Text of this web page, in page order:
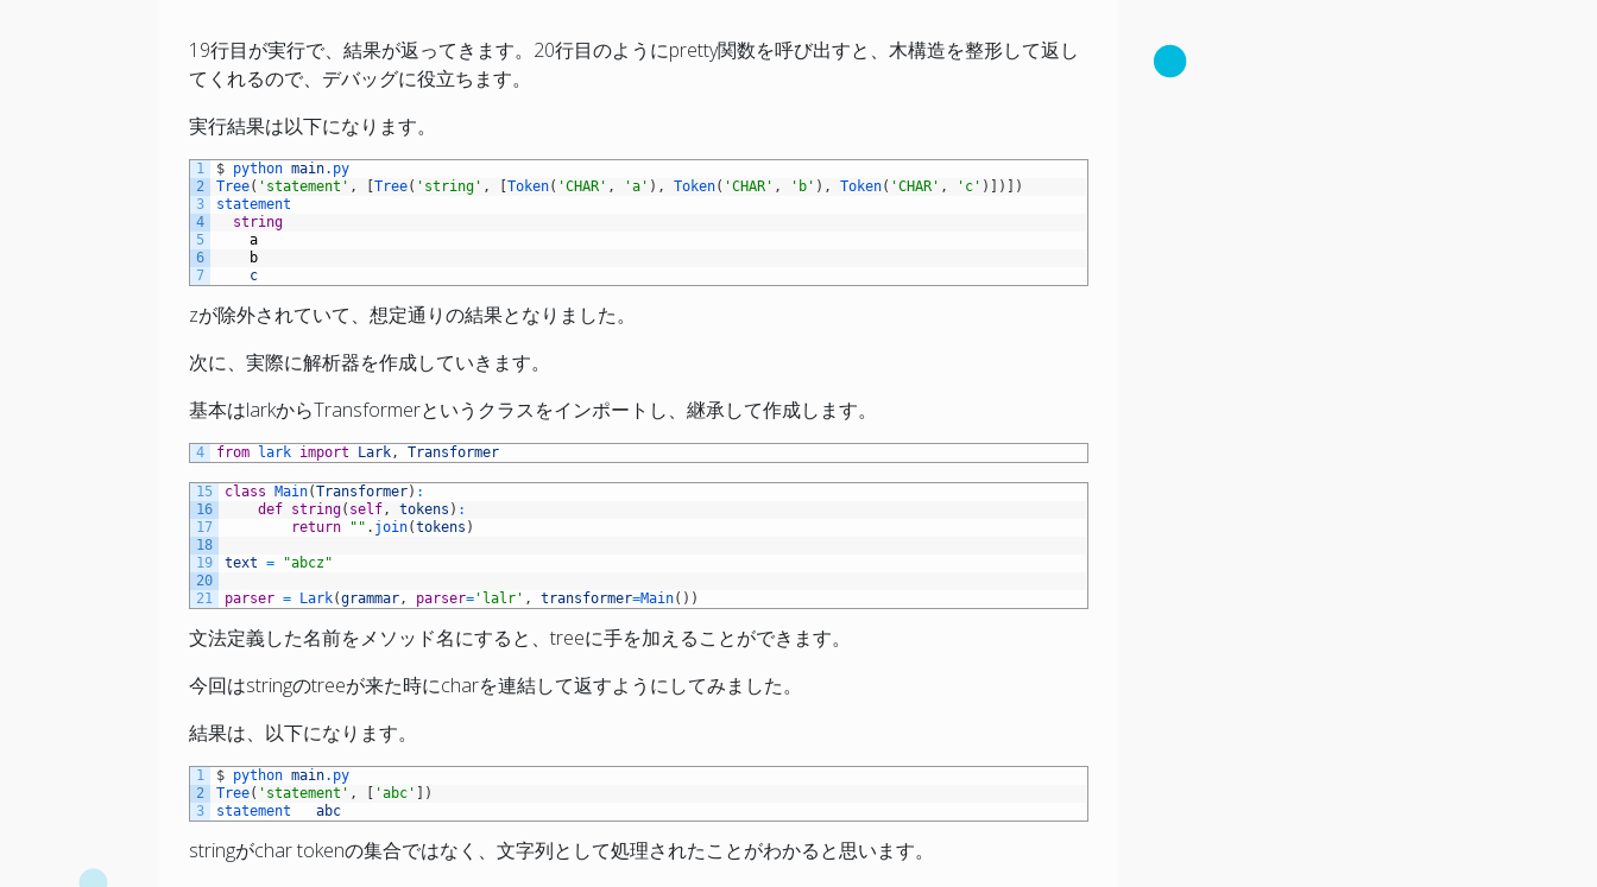
19行目が実行で、結果が返ってきます。20行目のようにpretty関数を呼び出すと、木構造を整形して返し
てくれるので、デバッグに役立ちます。
実行結果は以下になります。
1
2
3
4
5
6
7
$ python main.py
Tree( 'statement' , [Tree( 'string' , [Token( 'CHAR' , 'a' ) , Token( 'CHAR' , 'b' ) , Token( 'CHAR' , 'c' ) )
)
statement
string
a
b
c
zが除外されていて、想定通りの結果となりました。
次に、実際に解析器を作成していきます。
基本はlarkからTransformerというクラスをインポートし、継承して作成します。
4 from lark import Lark, Transformer
15
16
17
18
19
20
21
class Main(Transformer) :
def string( self, tokens ) :
return
"" . join(tokens )
text = "abcz"
parser = Lark(grammar, parser= 'lalr' , transformer=Main( ) )
文法定義した名前をメソッド名にすると、treeに手を加えることができます。
今回はstringのtreeが来た時にcharを連結して返すようにしてみました。
結果は、以下になります。
1
2
3
$ python main.py
Tree( 'statement' , 'abc'
)
statement abc
stringがchar tokenの集合ではなく、文字列として処理されたことがわかると思います。